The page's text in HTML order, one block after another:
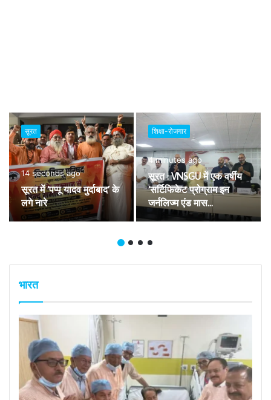
सूरत
14 seconds ago
सूरत में ‘पप्पू यादव मुर्दाबाद’ के
लगे नारे
शिक्षा-रोजगार
4 minutes ago
सूरत : VNSGU में एक वर्षीय
‘सर्टिफिकेट प्रोग्राम इन
जर्नलिज्म एंड मास
कम्युनिकेशन’ का शुभारंभ
भारत